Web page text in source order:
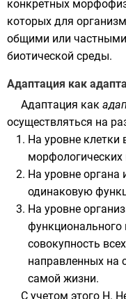
конкретных
которых для
общими или частными
биотической среды.
Адаптация как
Адаптация как
осуществляться на
На уровне клетки
морфологических
На уровне
одинаковую
На уровне
функционального
совокупность
направленных на
самой жизни.
С учетом этого H.